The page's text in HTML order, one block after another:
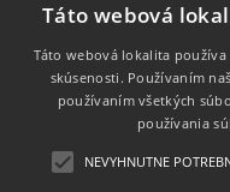
Táto webová
Táto webová lokalita
skúsenosti. Používaním
používaním všetkých
používania
NEVYHNUTNE